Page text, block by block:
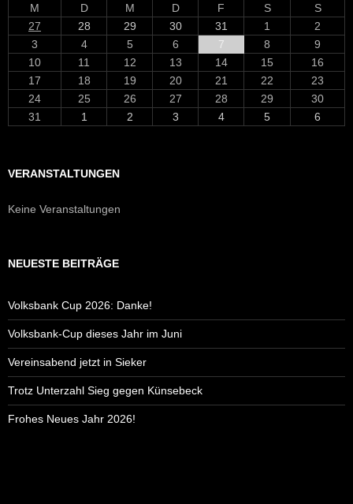
M D M D F S
S
27
28 29 30 31 1
2
3
4 5 6 7 8
9
10
11 12 13 14 15
16
17
18 19 20 21 22
23
24
25 26 27 28 29
30
31
1 2 3 4 5 6
VERANSTALTUNGEN
Keine Veranstaltungen
NEUESTE BEITRÄGE
Volksbank Cup 2026: Danke!
Volksbank-Cup dieses Jahr im Juni
Vereinsabend jetzt in Sieker
Trotz Unterzahl Sieg gegen Künsebeck
Frohes Neues Jahr 2026!